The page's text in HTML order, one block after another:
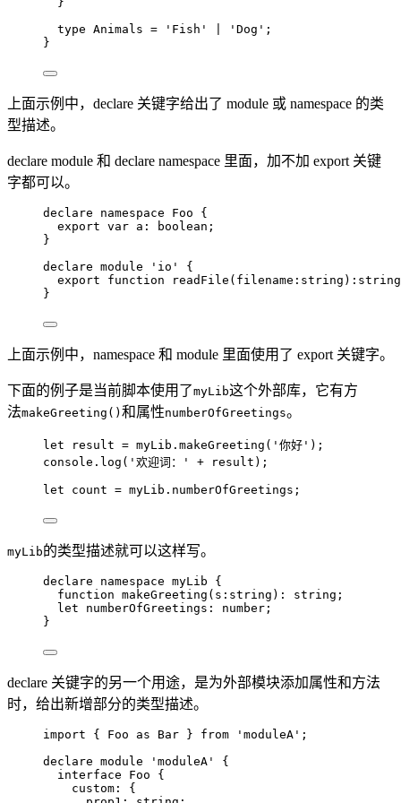
type Animals = ' Fish ' ' Dog ' ;
}
上面示例中，declare 关键字给出了 module 或 namespace 的类
型描述。
declare module 和 declare namespace 里面，加不加 export 关键
字都可以。
declare namespace Foo {
export var a : boolean ;
}
declare module ' io '
{
export
function readFile ( filename : string ) : string
}
上面示例中，namespace 和 module 里面使用了 export 关键字。
下面的例子是当前脚本使用了myLib这个外部库，它有方
法makeGreeting() 和属性numberOfGreetings。
let result = myLib . makeGreeting ( ' 你好 ' );
console . log ( ' 欢迎词： ' + result);
let count = myLib . numberOfGreetings ;
myLib的类型描述就可以这样写。
declare namespace myLib {
function makeGreeting ( s : string ) : string ;
let numberOfGreetings : number ;
}
declare 关键字的另一个用途，是为外部模块添加属性和方法
时，给出新增部分的类型描述。
import { Foo as Bar } from ' moduleA ' ;
declare module ' moduleA '
{
interface Foo {
custom :
{